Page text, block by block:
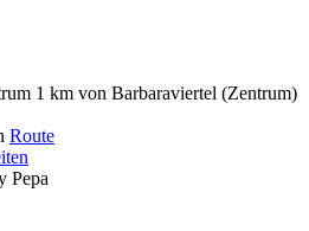
1 km von Barbaraviertel (Zentrum)
Route
Pepa